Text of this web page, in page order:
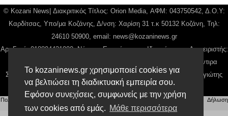
Το kozaninews.gr χρησιμοποιεί cookies για
να βελτιώσει τη διαδικτυακή εμπειρία σου.
Εφόσον συνεχίσεις, συμφωνείς με την χρήση
των cookies από εμάς. Μάθε περισσότερα
© Kozani News| Διακριτικός Τίτλος: Orion Media, ΑΦΜ: 043750542, Δ.Ο.Υ:
Καρδίτσας, Υπο/μα Κοζάνης, Δ/νση: Χαρίση 31 τ.κ 50132 Κοζάνη, Τηλ:
24610 50900, email: news@kozaninews.gr
Αρ. Γεμή: 018804431000, Νόμιμος Εκπρόσωπος, Ιδιοκτήτης και Διαχειριστής:
Παναγιώτης Φιλίππου, Διευθύντρια: Γιαννουσά Βασιλική, Διευθύντιρα
Σύνταξης: Μπαλαμπάνη Βασιλική. Δικαιούχος domain name Παναγιώτης
Φιλίππου
Πολιτική απορρήτου Αίτηση Διαχείρισης Προσωπικών Δεδομένων |Όροι χρήσης
Δήλωση
Συμμόρφωσης